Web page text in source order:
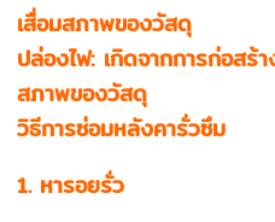
เสื่อมสภาพของวัสดุ
ปล่องไฟ: เกิดจากการก่อสร้
สภาพของวัสดุ
วิธีการซ่อมหลังคารั่วซึม
1. หารอยรั่ว